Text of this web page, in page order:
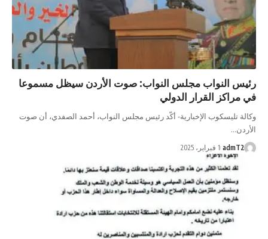
النواب مجلس النواب: صوت الأردن سيظل مسموعا
القرار الدولي
تليسكوب الإخبارية- أكّد رئيس مجلس النواب، أحمد الصفدي، أن صوت
1 فبراير، 2025